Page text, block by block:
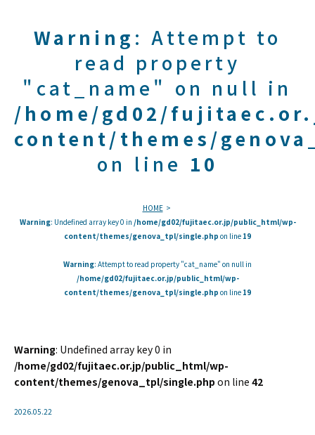
Warning : Attempt to
read property
"cat_name" on null in
/home/gd02/
content/themes/
on line 10
HOME
Warning: Undefined array key 0 in /home/gd02/fujitaec.or.jp/public_html/wp-
content/themes/genova_tpl/single.php on line 19
Warning: Attempt to read property "cat_name" on null in
/home/gd02/fujitaec.or.jp/public_html/wp-
content/themes/genova_tpl/single.php on line 19
Warning: Undefined array key 0 in
/home/gd02/fujitaec.or.jp/public_html/wp-
content/themes/genova_tpl/single.php on line 42
2026.05.22